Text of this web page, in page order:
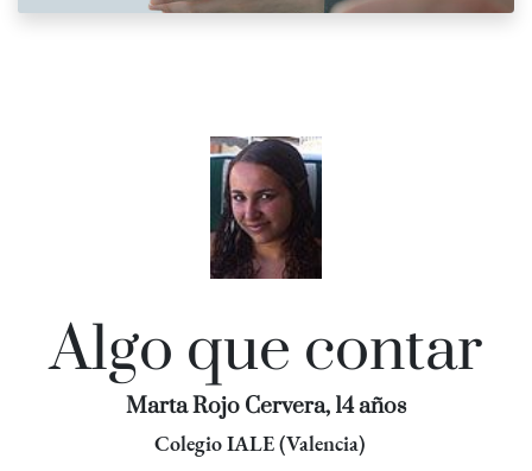
Algo que contar
Marta Rojo Cervera, 14 años
Colegio IALE (Valencia)